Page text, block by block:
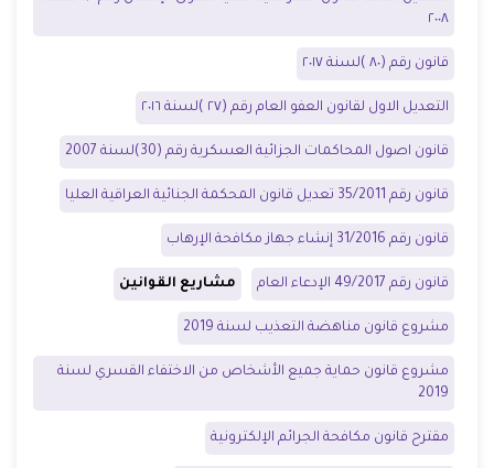
٢٠٠٨
قانون رقم (٨٠ )لسنة ٢٠١٧
التعديل الاول لقانون العفو العام رقم (٢٧ )لسنة ٢٠١٦
قانون اصول المحاكمات الجزائية العسكرية رقم (30)لسنة 2007
قانون رقم 35/2011 تعديل قانون المحكمة الجنائية العراقية العليا
قانون رقم 31/2016 إنشاء جهاز مكافحة الإرهاب
قانون رقم 49/2017 الإدعاء العام مشاريع القوانين
مشروع قانون مناهضة التعذيب لسنة 2019
مشروع قانون حماية جميع الأشخاص من الاختفاء القسري لسنة
2019
مقترح قانون مكافحة الجرائم الإلكترونية